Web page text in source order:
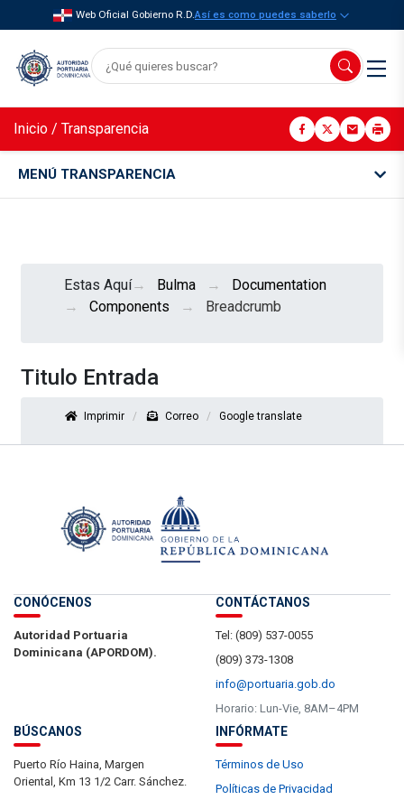
Web Oficial Gobierno R.D.Así es como puedes saberlo
Inicio / Transparencia
MENÚ TRANSPARENCIA
Estas Aquí Bulma
Documentation
Components
Breadcrumb
Titulo Entrada
Imprimir Correo Google translate
CONÓCENOS
Autoridad Portuaria
Dominicana (APORDOM).
CONTÁCTANOS
Tel: (809) 537-0055
(809) 373-1308
info@portuaria.gob.do
Horario: Lun-Vie, 8AM–4PM
BÚSCANOS
Puerto Río Haina, Margen
Oriental, Km 13 1/2 Carr. Sánchez.
INFÓRMATE
Términos de Uso
Políticas de Privacidad